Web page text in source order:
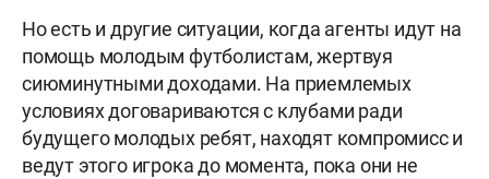
Но есть и другие ситуации, когда агенты идут на
помощь молодым футболистам, жертвуя
сиюминутными доходами. На приемлемых
условиях договариваются с клубами ради
будущего молодых ребят, находят компромисс и
ведут этого игрока до момента, пока они не